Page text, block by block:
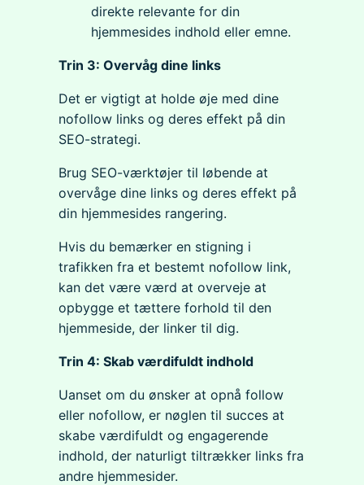
direkte relevante for din
hjemmesides indhold eller emne.
Trin 3: Overvåg dine links
Det er vigtigt at holde øje med dine
nofollow links og deres effekt på din
SEO-strategi.
Brug SEO-værktøjer til løbende at
overvåge dine links og deres effekt på
din hjemmesides rangering.
Hvis du bemærker en stigning i
trafikken fra et bestemt nofollow link,
kan det være værd at overveje at
opbygge et tættere forhold til den
hjemmeside, der linker til dig.
Trin 4: Skab værdifuldt indhold
Uanset om du ønsker at opnå follow
eller nofollow, er nøglen til succes at
skabe værdifuldt og engagerende
indhold, der naturligt tiltrækker links fra
andre hjemmesider.